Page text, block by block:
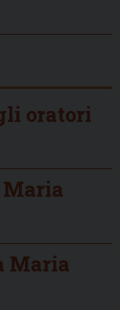
oratori
Maria
Maria